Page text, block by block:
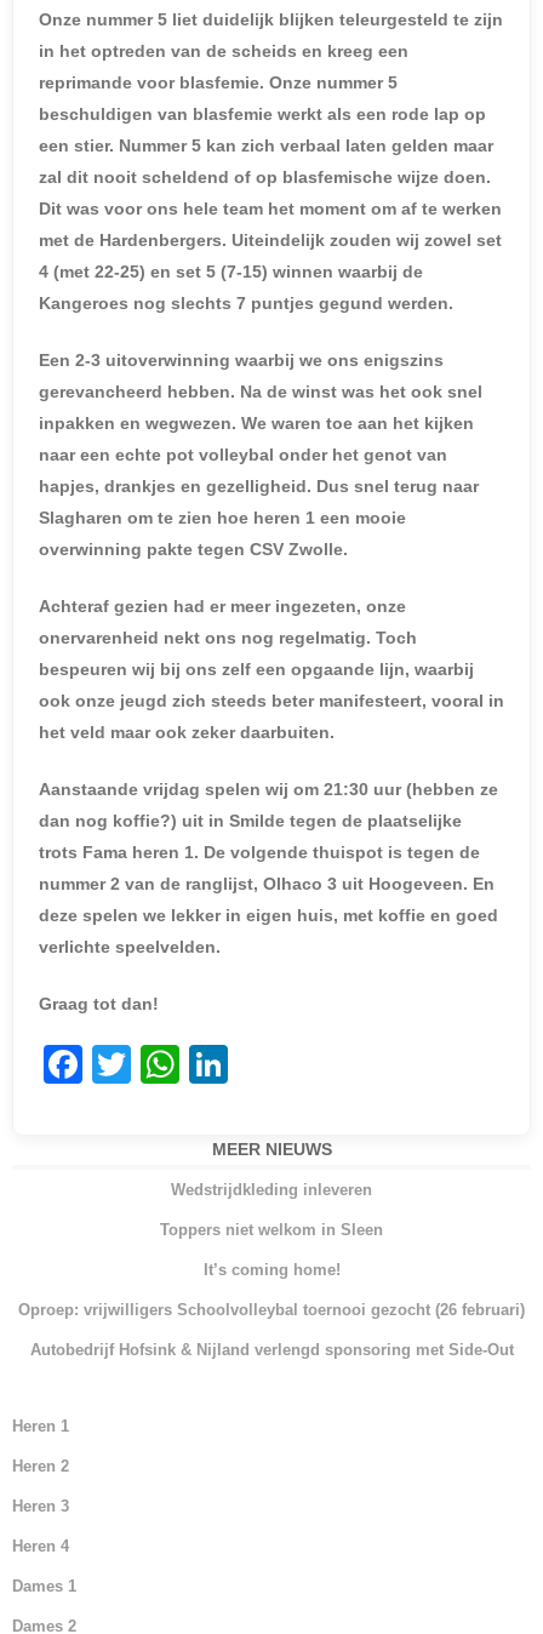
Onze nummer 5 liet duidelijk blijken teleurgesteld te zijn
in het optreden van de scheids en kreeg een
reprimande voor blasfemie. Onze nummer 5
beschuldigen van blasfemie werkt als een rode lap op
een stier. Nummer 5 kan zich verbaal laten gelden maar
zal dit nooit scheldend of op blasfemische wijze doen.
Dit was voor ons hele team het moment om af te werken
met de Hardenbergers. Uiteindelijk zouden wij zowel set
4 (met 22-25) en set 5 (7-15) winnen waarbij de
Kangeroes nog slechts 7 puntjes gegund werden.
Een 2-3 uitoverwinning waarbij we ons enigszins
gerevancheerd hebben. Na de winst was het ook snel
inpakken en wegwezen. We waren toe aan het kijken
naar een echte pot volleybal onder het genot van
hapjes, drankjes en gezelligheid. Dus snel terug naar
Slagharen om te zien hoe heren 1 een mooie
overwinning pakte tegen CSV Zwolle.
Achteraf gezien had er meer ingezeten, onze
onervarenheid nekt ons nog regelmatig. Toch
bespeuren wij bij ons zelf een opgaande lijn, waarbij
ook onze jeugd zich steeds beter manifesteert, vooral in
het veld maar ook zeker daarbuiten.
Aanstaande vrijdag spelen wij om 21:30 uur (hebben ze
dan nog koffie?) uit in Smilde tegen de plaatselijke
trots Fama heren 1. De volgende thuispot is tegen de
nummer 2 van de ranglijst, Olhaco 3 uit Hoogeveen. En
deze spelen we lekker in eigen huis, met koffie en goed
verlichte speelvelden.
Graag tot dan!
F
o
k
T
W
at
s
A
p
k
e
dI
n
MEER NIEUWS
Wedstrijdkleding inleveren
Toppers niet welkom in Sleen
It’s coming home!
Oproep: vrijwilligers Schoolvolleybal toernooi gezocht (26 februari)
Autobedrijf Hofsink & Nijland verlengd sponsoring met Side-Out
Heren 1
Heren 2
Heren 3
Heren 4
Dames 1
Dames 2